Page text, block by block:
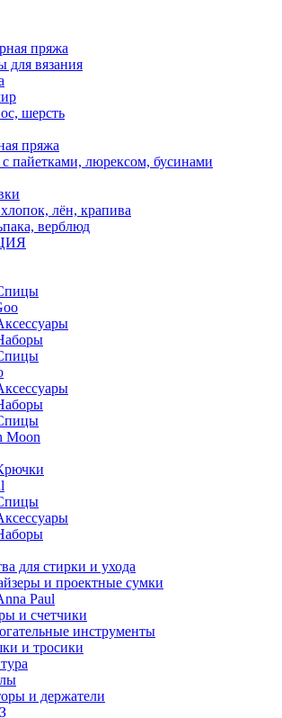
пряжа
для вязания
шерсть
пряжа
пайетками, люрексом, бусинами
лён, крапива
верблюд
Moon
для стирки и ухода
и проектные сумки
Paul
и счетчики
инструменты
и тросики
и держатели